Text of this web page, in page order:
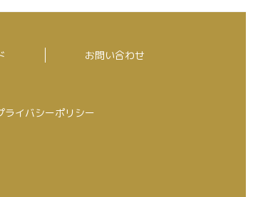
お問い合わせ
ライバシーポリシー